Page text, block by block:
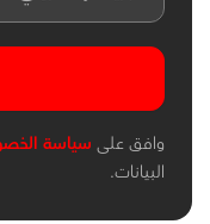
وافق على سياسة
البيانات.